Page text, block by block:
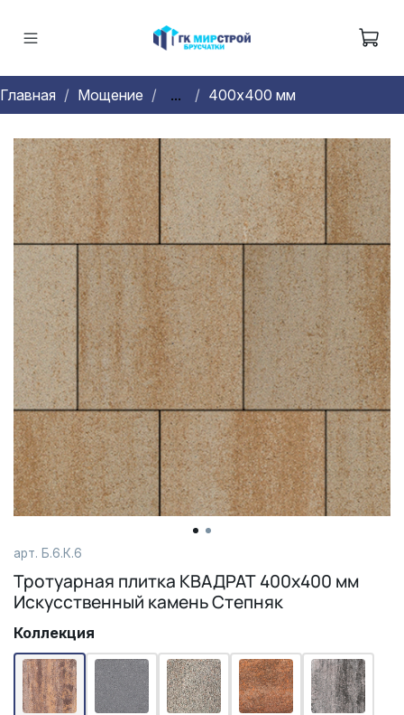
Главная Мощение ... 400х400 мм
арт. Б.6.К.6
Тротуарная плитка КВАДРАТ 400х400 мм
Искусственный камень Степняк
Коллекция